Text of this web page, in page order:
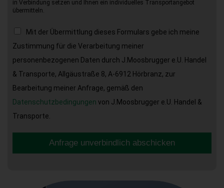
in Verbindung setzen und Ihnen ein individuelles Transportangebot
übermitteln.
Mit der Übermittlung dieses Formulars gebe ich meine
Zustimmung für die Verarbeitung meiner
personenbezogenen Daten durch J.Moosbrugger e.U. Handel
& Transporte, Allgäustraße 8, A-6912 Hörbranz, zur
Bearbeitung meiner Anfrage, gemäß den
Datenschutzbedingungen von J.Moosbrugger e.U. Handel &
Transporte.
Anfrage unverbindlich abschicken